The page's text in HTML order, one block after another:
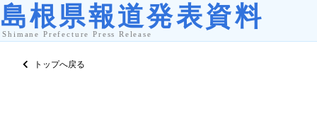
トップへ戻る